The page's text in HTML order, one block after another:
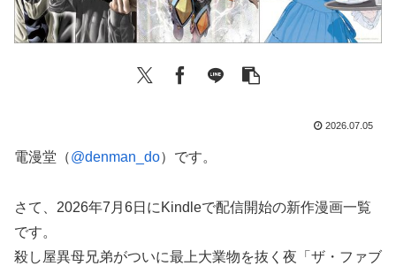
2026.07.05
電漫堂（@denman_do）です。
さて、2026年7月6日にKindleで配信開始の新作漫画一覧
です。
殺し屋異母兄弟がついに最上大業物を抜く夜「ザ・ファブ